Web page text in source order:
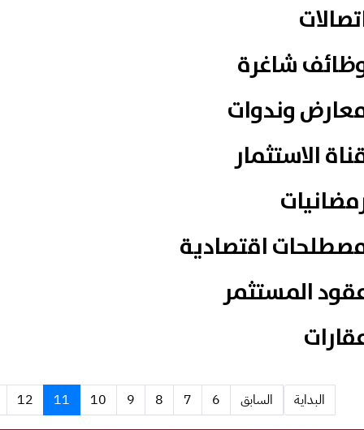
شاغرة
وندوات
الاستثمار
اقتصادية
المستثمر
البداية السابق 6
7
8
9
10
11
12